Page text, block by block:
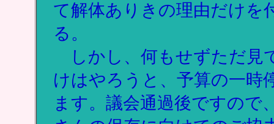
て解体ありきの理由だけを
る。
しかし、何もせずただ見
けはやろうと、予算の一時
ます。議会通過後ですので